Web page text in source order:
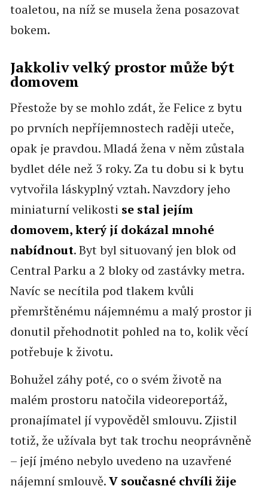
toaletou, na níž se musela žena posazovat
bokem.
Jakkoliv velký prostor může být
domovem
Přestože by se mohlo zdát, že Felice z bytu
po prvních nepříjemnostech raději uteče,
opak je pravdou. Mladá žena v něm zůstala
bydlet déle než 3 roky. Za tu dobu si k bytu
vytvořila láskyplný vztah. Navzdory jeho
miniaturní velikosti se stal jejím
domovem, který jí dokázal mnohé
nabídnout. Byt byl situovaný jen blok od
Central Parku a 2 bloky od zastávky metra.
Navíc se necítila pod tlakem kvůli
přemrštěnému nájemnému a malý prostor ji
donutil přehodnotit pohled na to, kolik věcí
potřebuje k životu.
Bohužel záhy poté, co o svém životě na
malém prostoru natočila videoreportáž,
pronajímatel jí vypověděl smlouvu. Zjistil
totiž, že užívala byt tak trochu neoprávněně
– její jméno nebylo uvedeno na uzavřené
nájemní smlouvě.V současné chvíli žije